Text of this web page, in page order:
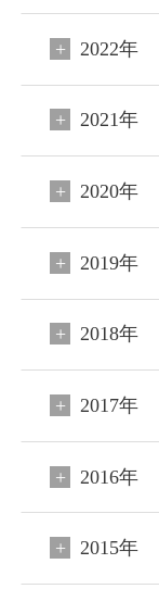
2022年
2021年
2020年
2019年
2018年
2017年
2016年
2015年